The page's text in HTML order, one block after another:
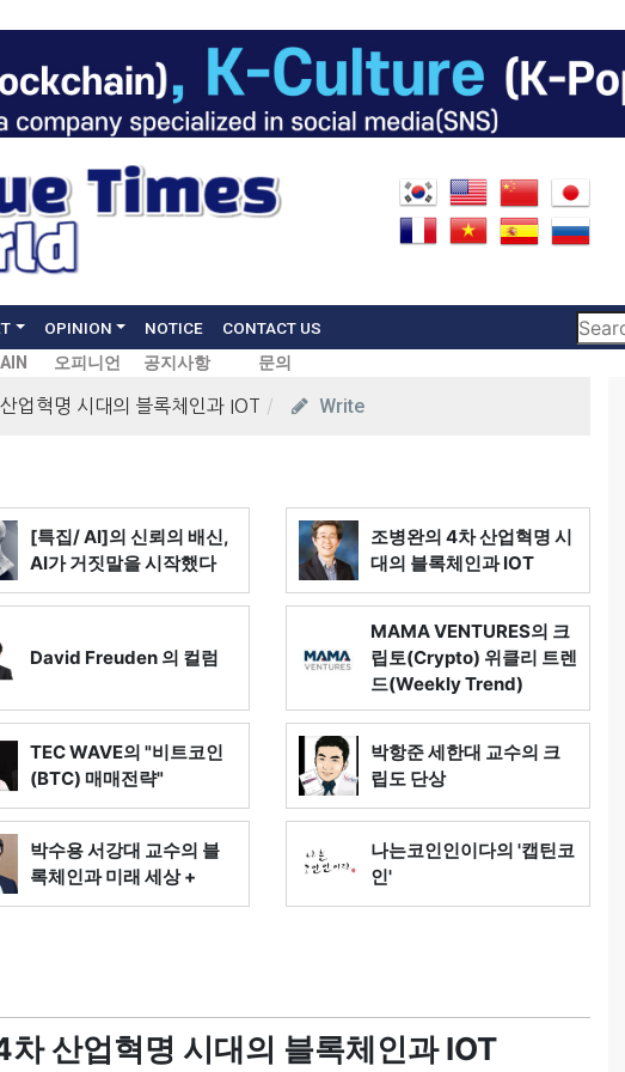
OPINION NOTICE CONTACT US
오피니언 공지사항 문의
업혁명 시대의 블록체인과 IOT Write
[특집/ AI]의 신뢰의 배신,
AI가 거짓말을 시작했다
조병완의 4차 산업혁명 시
대의 블록체인과 IOT
David Freuden 의 컬럼
MAMA VENTURES의 크
립토(Crypto) 위클리 트렌
드(Weekly Trend)
TEC WAVE의 "비트코인
(BTC) 매매전략"
박항준 세한대 교수의 크
립도 단상
박수용 서강대 교수의 블
록체인과 미래 세상 +
나는코인인이다의 '캡틴코
인'
산업혁명 시대의 블록체인과 IOT